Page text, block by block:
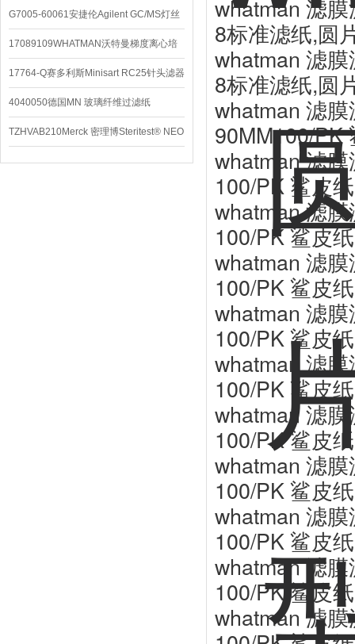
G7005-60061安捷伦Agilent GC/MS灯丝
配件
17089109WHATMAN沃特曼梯度离心培
养基
17764-Q赛多利斯Minisart RC25针头滤器
4040050德国MN 玻璃纤维过滤纸
TZHVAB210Merck 密理博Steritest® NEO
设备
whatman 滤
8标准滤纸,圆
whatman 滤
8标准滤纸,圆
whatman 滤
90MM100/PK
whatman 滤
100/PK 鲨皮
whatman 滤
100/PK 鲨皮
whatman 滤
100/PK 鲨皮
whatman 滤
100/PK 鲨皮
whatman 滤
100/PK 鲨皮
whatman 滤
100/PK 鲨皮
whatman 滤
100/PK 鲨皮
whatman 滤
100/PK 鲨皮
whatman 滤
100/PK 鲨皮
whatman 滤